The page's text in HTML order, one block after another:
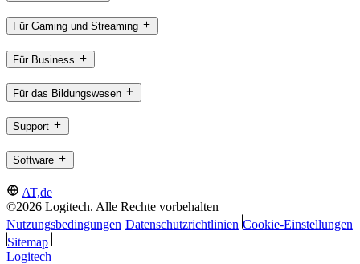
Für Gaming und Streaming
Für Business
Für das Bildungswesen
Support
Software
AT,de
©2026 Logitech. Alle Rechte vorbehalten
Nutzungsbedingungen Datenschutzrichtlinien Cookie-Einstellungen
Sitemap
Logitech